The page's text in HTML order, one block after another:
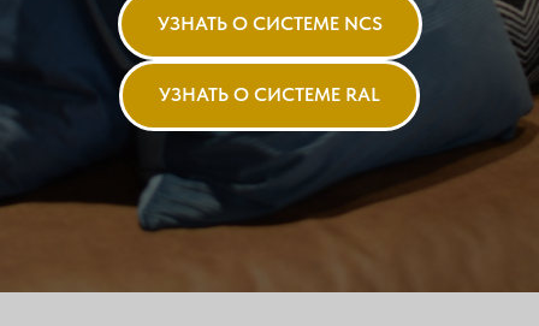
УЗНАТЬ О СИСТЕМЕ NCS
УЗНАТЬ О СИСТЕМЕ RAL